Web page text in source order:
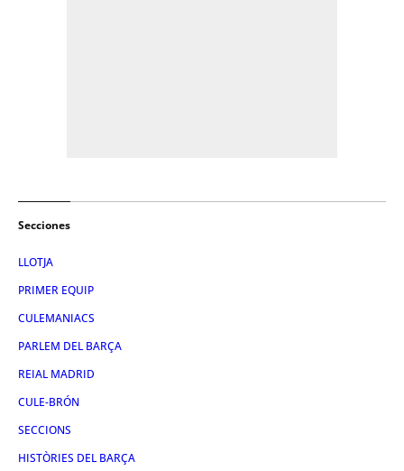
Secciones
LLOTJA
PRIMER EQUIP
CULEMANIACS
PARLEM DEL BARÇA
REIAL MADRID
CULE-BRÓN
SECCIONS
HISTÒRIES DEL BARÇA